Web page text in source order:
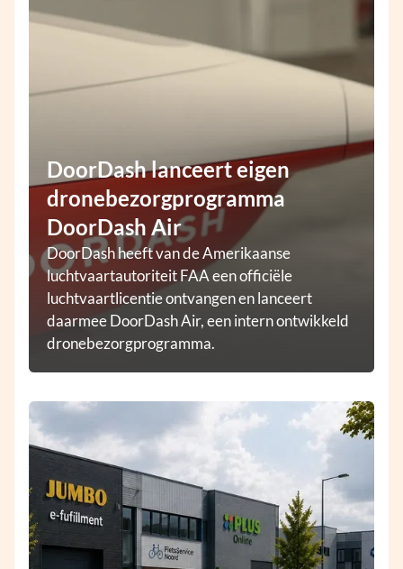
DoorDash lanceert eigen
dronebezorgprogramma
DoorDash Air
DoorDash heeft van de Amerikaanse
luchtvaartautoriteit FAA een officiële
luchtvaartlicentie ontvangen en lanceert
daarmee DoorDash Air, een intern ontwikkeld
dronebezorgprogramma.